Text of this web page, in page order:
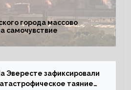
города массово
самочувствие
Эвересте зафиксировали
таяние